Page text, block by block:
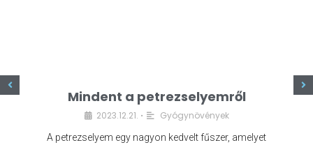
Mindent a petrezselyemről
2023.12.21. • Gyógynövények
A petrezselyem egy nagyon kedvelt fűszer, amelyet